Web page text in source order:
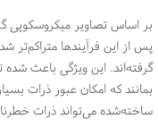
بر اساس تصاویر میکروسکوپی
پس از این فرآیندها متراکم‌تر
گرفته‌اند. این ویژگی باعث شده
بمانند که امکان عبور ذرات
ساخته‌شده می‌تواند ذرات